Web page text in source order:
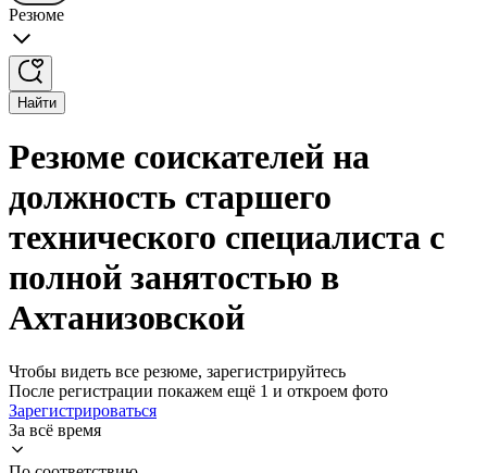
Резюме
Найти
Резюме соискателей на
должность старшего
технического специалиста с
полной занятостью в
Ахтанизовской
Чтобы видеть все резюме, зарегистрируйтесь
После регистрации покажем ещё 1 и откроем фото
Зарегистрироваться
За всё время